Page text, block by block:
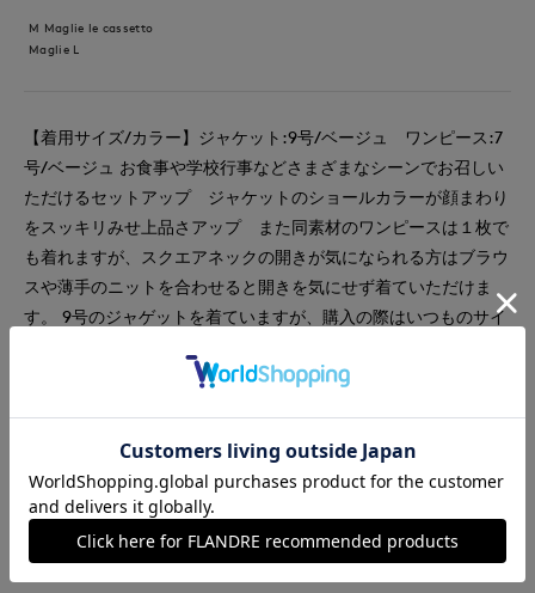
M Maglie le cassetto
Maglie L
【着用サイズ/カラー】ジャケット:9号/ベージュ ワンピース:7
号/ベージュ お食事や学校行事などさまざまなシーンでお召しい
ただけるセットアップ ジャケットのショールカラーが顔まわり
をスッキリみせ上品さアップ また同素材のワンピースは１枚で
も着れますが、スクエアネックの開きが気になられる方はブラウ
スや薄手のニットを合わせると開きを気にせず着ていただけま
す。 9号のジャゲットを着ていますが、購入の際はいつものサイ
#デート #食事会 #ウォッシャブル
#大きいサイズ #刺繍 #新作 #おでかけ
#バッグ